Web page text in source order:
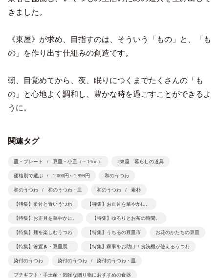
きました。
《東屋》が求め、目指すのは、そういう「もの」と、「も
の」を作り出す仕組みの創造です。
朝、目覚めてから、夜、眠りにつくまでたくさんの「も
の」と心地よく調和し、豊かな時を過ごすことができるよ
うに。
関連タグ
皿・プレート 豆皿・小皿（～14cm） #東屋 暮らしの道具
価格別で選ぶ 1,000円～1,999円 和のうつわ
和のうつわ 和のうつわ・皿 和のうつわ 素朴
【特集】染付と青いうつわ 【特集】お正月を華やかに。
【特集】お正月を華やかに。 【特集】ゆるりとお茶の時間。
【特集】麺を楽しむうつわ 【特集】うちるの豆皿市 お花のかたちの豆皿
【特集】箸置き・豆皿展 【特集】家事をお助け！食洗機が使えるうつわ
染付のうつわ 染付のうつわ 染付のうつわ・皿
プチギフト・手土産・気軽な贈り物におすすめの食器